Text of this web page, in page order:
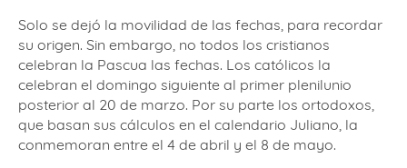
Solo se dejó la movilidad de las fechas, para recordar
su origen. Sin embargo, no todos los cristianos
celebran la Pascua las fechas. Los católicos la
celebran el domingo siguiente al primer plenilunio
posterior al 20 de marzo. Por su parte los ortodoxos,
que basan sus cálculos en el calendario Juliano, la
conmemoran entre el 4 de abril y el 8 de mayo.